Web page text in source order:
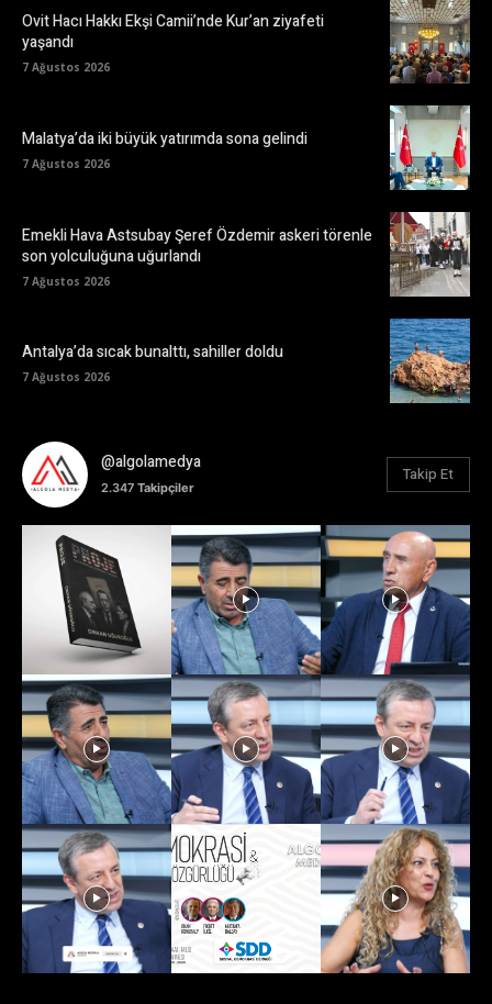
Ovit Hacı Hakkı Ekşi Camii’nde Kur’an ziyafeti
yaşandı
7 Ağustos 2026
Malatya’da iki büyük yatırımda sona gelindi
7 Ağustos 2026
Emekli Hava Astsubay Şeref Özdemir askeri törenle
son yolculuğuna uğurlandı
7 Ağustos 2026
Antalya’da sıcak bunalttı, sahiller doldu
7 Ağustos 2026
@algolamedya
2.347 Takipçiler
Takip Et